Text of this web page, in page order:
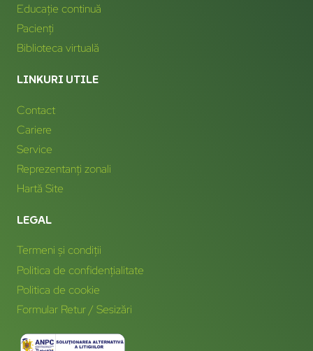
Educație continuă
Pacienți
Biblioteca virtuală
LINKURI UTILE
Contact
Cariere
Service
Reprezentanți zonali
Hartă Site
LEGAL
Termeni și condiții
Politica de confidențialitate
Politica de cookie
Formular Retur / Sesizări